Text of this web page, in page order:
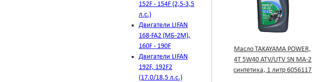
152F - 154F (2,5-3,5
л.с.)
Двигатели LIFAN
168-FA2 (МБ-2М),
160F - 190F
Двигатели LIFAN
192F, 192F2
(17.0/18.5 л.с.)
Масло TAKAYAMA PОWER,
4T 5W40 ATV/UTV SN MA-2
синтетика, 1 литр 6056117